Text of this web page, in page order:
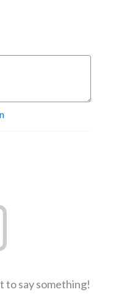
to say something!